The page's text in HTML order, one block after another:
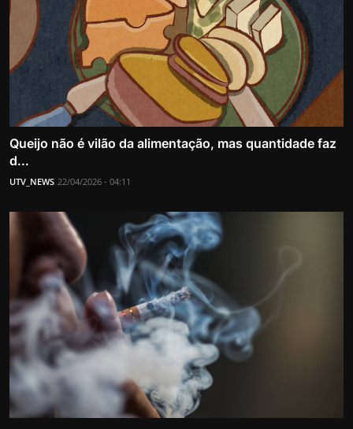
Queijo não é vilão da alimentação, mas quantidade faz
d...
UTV_NEWS 22/04/2026 - 04:11